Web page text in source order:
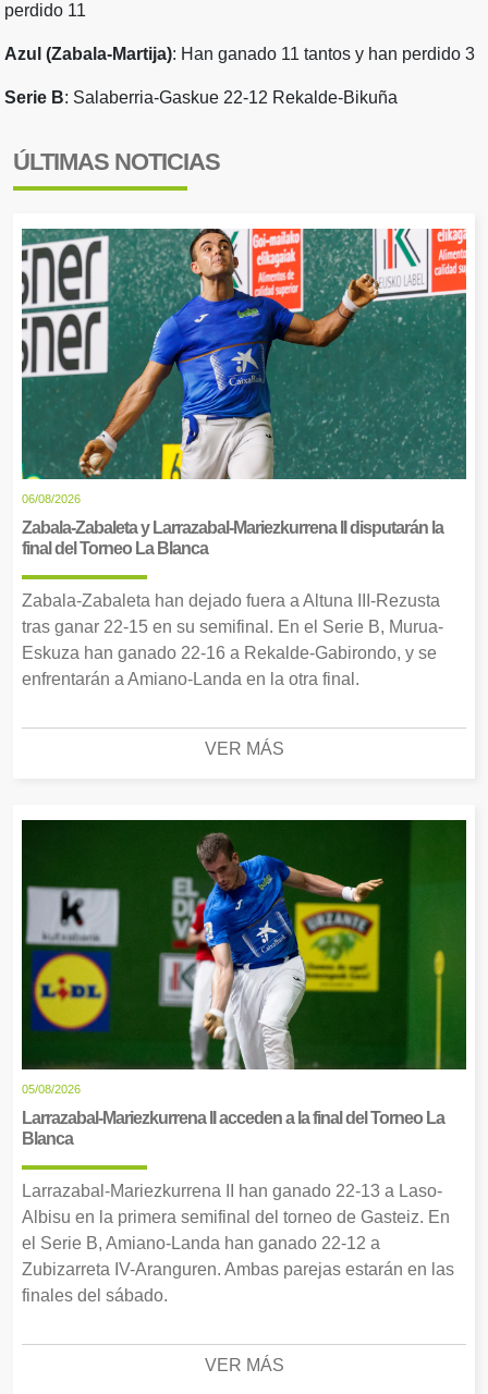
perdido 11
Azul (Zabala-Martija): Han ganado 11 tantos y han perdido 3
Serie B: Salaberria-Gaskue 22-12 Rekalde-Bikuña
ÚLTIMAS NOTICIAS
06/08/2026
Zabala-Zabaleta y Larrazabal-Mariezkurrena II disputarán la
final del Torneo La Blanca
Zabala-Zabaleta han dejado fuera a Altuna III-Rezusta
tras ganar 22-15 en su semifinal. En el Serie B, Murua-
Eskuza han ganado 22-16 a Rekalde-Gabirondo, y se
enfrentarán a Amiano-Landa en la otra final.
VER MÁS
05/08/2026
Larrazabal-Mariezkurrena II acceden a la final del Torneo La
Blanca
Larrazabal-Mariezkurrena II han ganado 22-13 a Laso-
Albisu en la primera semifinal del torneo de Gasteiz. En
el Serie B, Amiano-Landa han ganado 22-12 a
Zubizarreta IV-Aranguren. Ambas parejas estarán en las
finales del sábado.
VER MÁS